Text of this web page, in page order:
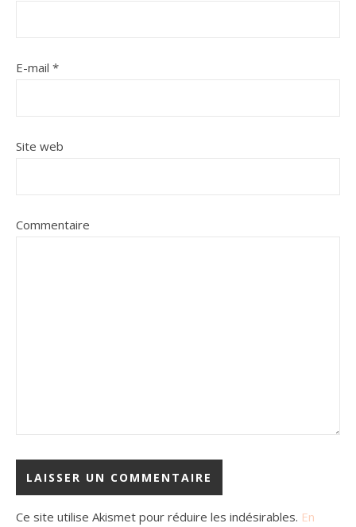
E-mail *
Site web
Commentaire
Ce site utilise Akismet pour réduire les indésirables. En